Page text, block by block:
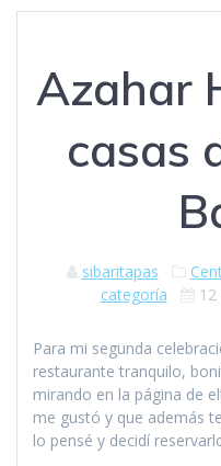
Azahar
casas
sibaritapas
categoría
Para mi segunda
restaurante tranquilo,
mirando en la página de
me gustó y que además
lo pensé y decidí